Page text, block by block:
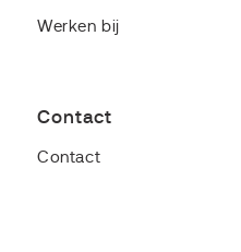
Werken bij
Contact
Contact